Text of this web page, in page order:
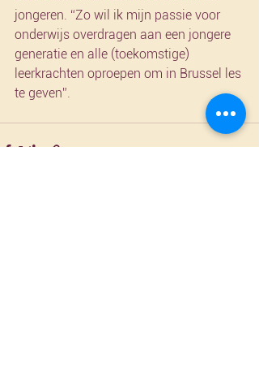
jongeren. “Zo wil ik mijn passie voor
onderwijs overdragen aan een jongere
generatie en alle (toekomstige)
leerkrachten oproepen om in Brussel les
te geven”.